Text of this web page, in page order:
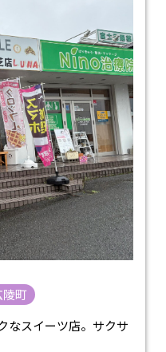
陵町
なスイーツ店。サクサ